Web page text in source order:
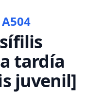
A504
tardía
juvenil]